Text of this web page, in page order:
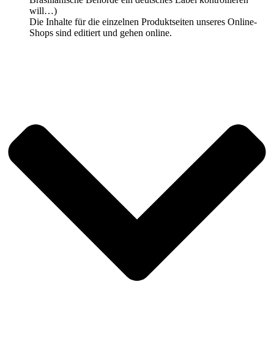
will…)
Die Inhalte für die einzelnen Produktseiten unseres Online-
Shops sind editiert und gehen online.